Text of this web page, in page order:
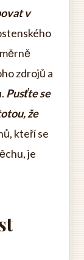
v
zdrojů a
Pusťte se
že
kteří se
je